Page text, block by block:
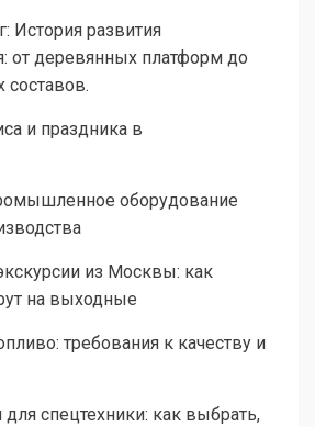
История развития
от деревянных платформ до
и праздника в
оборудование
из Москвы: как
на выходные
требования к качеству и
спецтехники: как выбрать,